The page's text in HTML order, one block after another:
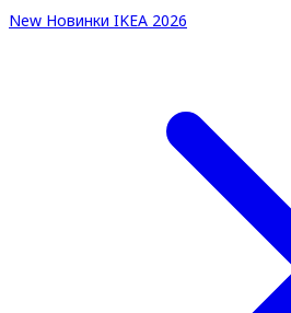
New Новинки IKEA 2026